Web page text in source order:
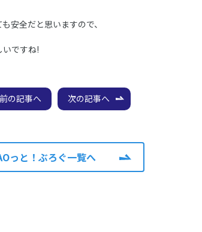
安全だと思いますので、
ですね!
前の記事へ 次の記事へ
っと！ぶろぐ一覧へ